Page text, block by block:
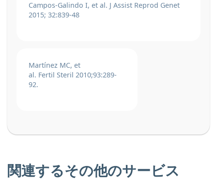
Campos-Galindo I, et al. J Assist Reprod Genet
2015; 32:839-48
Martínez MC, et
al. Fertil Steril 2010;93:289-
92.
関連するその他のサービス